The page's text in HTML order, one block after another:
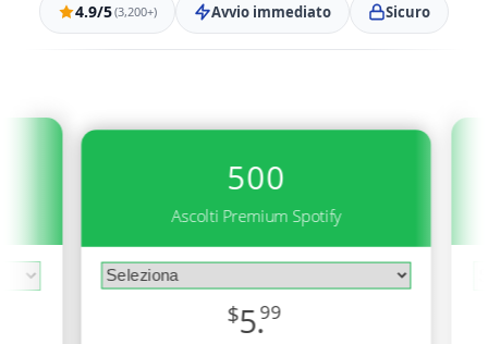
4.9/5(3,200+) Avvio immediato Sicuro
500
Ascolti Premium Spotify
$5.99